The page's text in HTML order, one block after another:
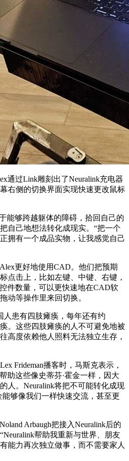
过Link雕刻出了Neuralink充电器
右侧的切换界面实现快速更改鼠标
够跨越躯体的障碍，拾回自己的
自己地想法转化成现实。“把一个
拥有一个成品实物，让我感觉自己
更好地使用CAD。他们把预期
点击上，比如左键、中键、右键，
件数量，可以更快速地在CAD软
动等操作里来回切换。
患有四肢瘫痪，每年还有约
。这些四肢瘫痪的人不可避免地被
高度依赖他人照料无法独立生存，
Frideman播客时，马斯克表示，
助这些像史蒂芬·霍金一样，因大
人。Neuralink将把不可能转化成现
能够像我们一样快速交流，甚至更
Arbaugh把接入Neuralink后的
帮助我重新与世界、朋友
能力再次独立做事，而不需要家人